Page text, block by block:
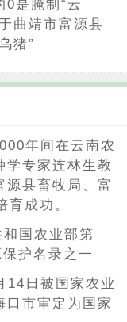
是腌制“云
曲靖市富源县
猪”
年间在云南农
学专家连林生教
源县畜牧局、富
成功。
国农业部第
护名录之一
14日被国家农业
口市审定为国家